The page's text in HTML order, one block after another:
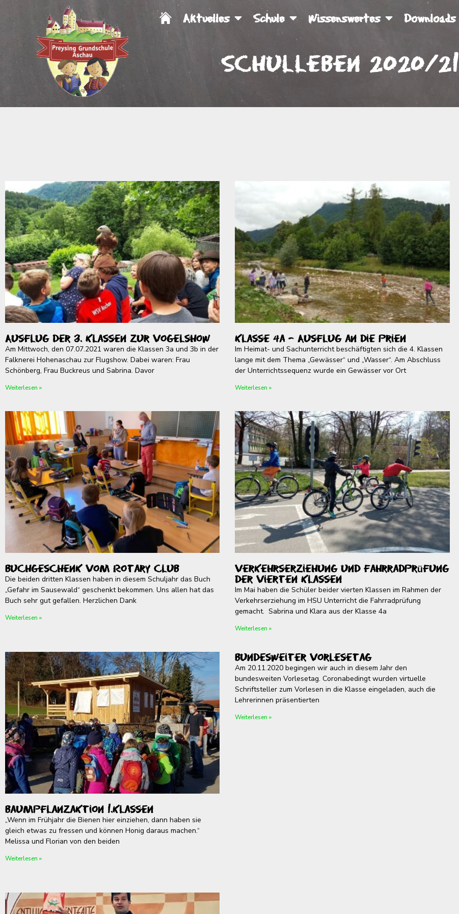
Aktuelles Schule Wissenswertes Downloads
Schulleben 2020/21
Ausflug der 3. Klassen zur Vogelshow
Am Mittwoch, den 07.07.2021 waren die Klassen 3a und 3b in der
Falknerei Hohenaschau zur Flugshow. Dabei waren: Frau
Schönberg, Frau Buckreus und Sabrina. Davor
Weiterlesen »
Klasse 4a – Ausflug an die Prien
Im Heimat- und Sachunterricht beschäftigten sich die 4. Klassen
lange mit dem Thema „Gewässer“ und „Wasser“. Am Abschluss
der Unterrichtssequenz wurde ein Gewässer vor Ort
Weiterlesen »
Buchgeschenk vom Rotary Club
Die beiden dritten Klassen haben in diesem Schuljahr das Buch
„Gefahr im Sausewald“ geschenkt bekommen. Uns allen hat das
Buch sehr gut gefallen. Herzlichen Dank
Weiterlesen »
Verkehrserziehung und Fahrradprüfung
der vierten Klassen
Im Mai haben die Schüler beider vierten Klassen im Rahmen der
Verkehrserziehung im HSU Unterricht die Fahrradprüfung
gemacht. Sabrina und Klara aus der Klasse 4a
Weiterlesen »
Baumpflanzaktion 1.Klassen
„Wenn im Frühjahr die Bienen hier einziehen, dann haben sie
gleich etwas zu fressen und können Honig daraus machen.“
Melissa und Florian von den beiden
Weiterlesen »
Bundesweiter Vorlesetag
Am 20.11.2020 begingen wir auch in diesem Jahr den
bundesweiten Vorlesetag. Coronabedingt wurden virtuelle
Schriftsteller zum Vorlesen in die Klasse eingeladen, auch die
Lehrerinnen präsentierten
Weiterlesen »